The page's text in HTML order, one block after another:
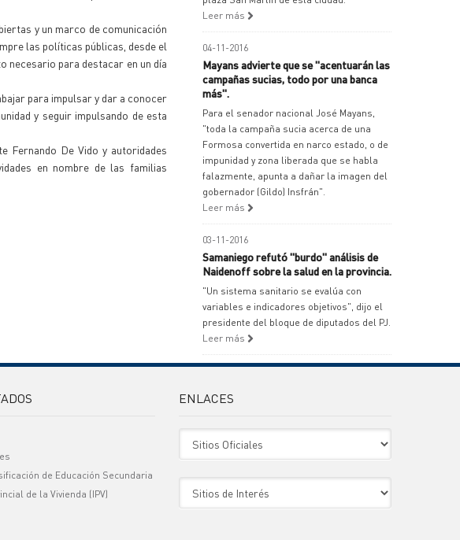
y un marco de comunicación
las políticas públicas, desde el
necesario para destacar en un día
para impulsar y dar a conocer
y seguir impulsando de esta
Fernando De Vido y autoridades
en nombre de las familias
Leer más
04-11-2016
Mayans advierte que se "acentuarán las
campañas sucias, todo por una banca
más".
Para el senador nacional José Mayans,
"toda la campaña sucia acerca de una
Formosa convertida en narco estado, o de
impunidad y zona liberada que se habla
falazmente, apunta a dañar la imagen del
gobernador (Gildo) Insfrán".
Leer más
03-11-2016
Samaniego refutó "burdo" análisis de
Naidenoff sobre la salud en la provincia.
"Un sistema sanitario se evalúa con
variables e indicadores objetivos", dijo el
presidente del bloque de diputados del PJ.
Leer más
de Educación Secundaria
de la Vivienda (IPV)
ENLACES